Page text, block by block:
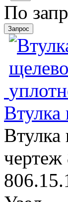
По
Втулка
чертеж